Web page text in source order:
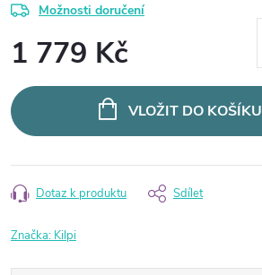
Možnosti doručení
1 779 Kč
cena:
VLOŽIT DO KOŠÍKU
Dotaz k produktu Sdílet
Značka: Kilpi